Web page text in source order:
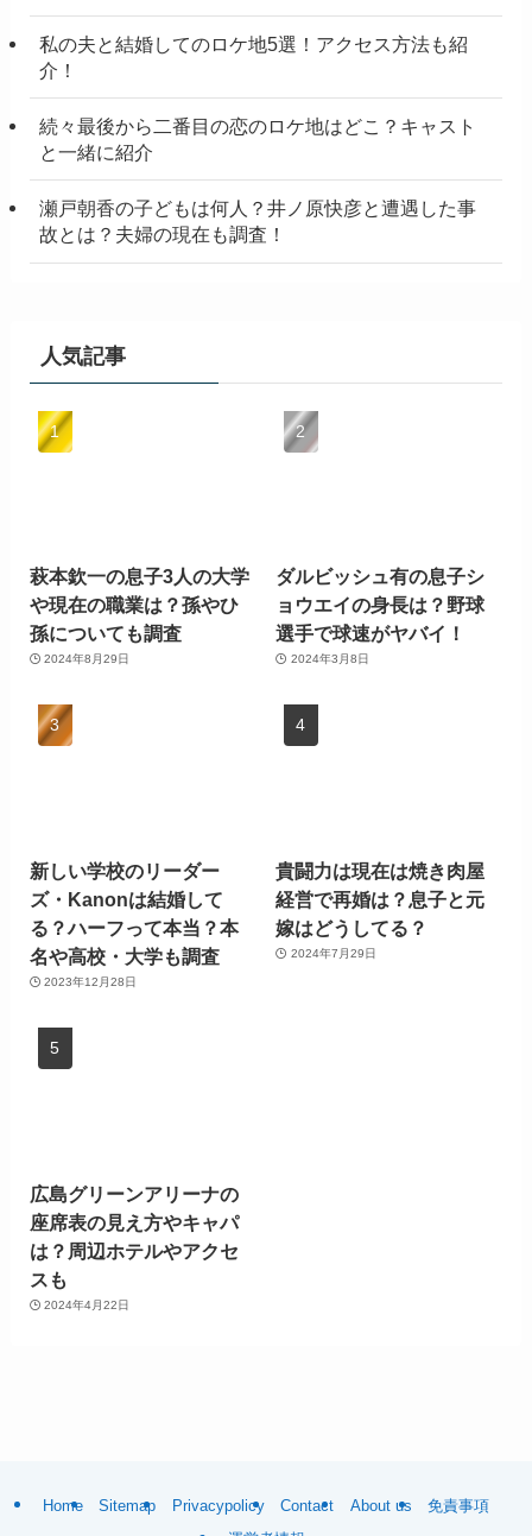
私の夫と結婚してのロケ地5選！アクセス方法も紹
介！
続々最後から二番目の恋のロケ地はどこ？キャスト
と一緒に紹介
瀬戸朝香の子どもは何人？井ノ原快彦と遭遇した事
故とは？夫婦の現在も調査！
人気記事
萩本欽一の息子3人の大学
や現在の職業は？孫やひ
孫についても調査
2024年8月29日
ダルビッシュ有の息子シ
ョウエイの身長は？野球
選手で球速がヤバイ！
2024年3月8日
新しい学校のリーダー
ズ・Kanonは結婚して
る？ハーフって本当？本
名や高校・大学も調査
2023年12月28日
貴闘力は現在は焼き肉屋
経営で再婚は？息子と元
嫁はどうしてる？
2024年7月29日
広島グリーンアリーナの
座席表の見え方やキャパ
は？周辺ホテルやアクセ
スも
2024年4月22日
Home Sitemap Privacypolicy Contact About us
免責事項